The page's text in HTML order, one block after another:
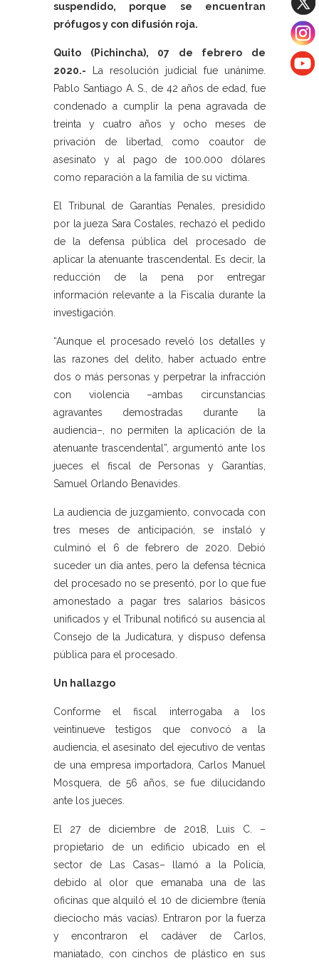
suspendido, porque se encuentran
prófugos y con difusión roja.
Quito (Pichincha), 07 de febrero de
2020.- La resolución judicial fue unánime.
Pablo Santiago A. S., de 42 años de edad, fue
condenado a cumplir la pena agravada de
treinta y cuatro años y ocho meses de
privación de libertad, como coautor de
asesinato y al pago de 100.000 dólares
como reparación a la familia de su víctima.
El Tribunal de Garantías Penales, presidido
por la jueza Sara Costales, rechazó el pedido
de la defensa pública del procesado de
aplicar la atenuante trascendental. Es decir, la
reducción de la pena por entregar
información relevante a la Fiscalía durante la
investigación.
“Aunque el procesado reveló los detalles y
las razones del delito, haber actuado entre
dos o más personas y perpetrar la infracción
con violencia –ambas circunstancias
agravantes demostradas durante la
audiencia–, no permiten la aplicación de la
atenuante trascendental”, argumentó ante los
jueces el fiscal de Personas y Garantías,
Samuel Orlando Benavides.
La audiencia de juzgamiento, convocada con
tres meses de anticipación, se instaló y
culminó el 6 de febrero de 2020. Debió
suceder un día antes, pero la defensa técnica
del procesado no se presentó, por lo que fue
amonestado a pagar tres salarios básicos
unificados y el Tribunal notificó su ausencia al
Consejo de la Judicatura, y dispuso defensa
pública para el procesado.
Un hallazgo
Conforme el fiscal interrogaba a los
veintinueve testigos que convocó a la
audiencia, el asesinato del ejecutivo de ventas
de una empresa importadora, Carlos Manuel
Mosquera, de 56 años, se fue dilucidando
ante los jueces.
El 27 de diciembre de 2018, Luis C. –
propietario de un edificio ubicado en el
sector de Las Casas– llamó a la Policía,
debido al olor que emanaba una de las
oficinas que alquiló el 10 de diciembre (tenía
dieciocho más vacías). Entraron por la fuerza
y encontraron el cadáver de Carlos,
maniatado, con cinchos de plástico en sus